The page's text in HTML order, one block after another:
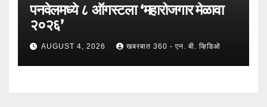
पनवेलमध्ये ८ ऑगस्टला ‘महारोजगार मेळावा
२०२६’
AUGUST 4, 2026 खबरबात 360 - एन. बी. व्हिडिओ